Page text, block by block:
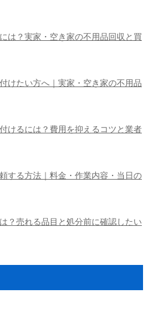
は？実家・空き家の不用品回収と買
けたい方へ｜実家・空き家の不用品
けるには？費用を抑えるコツと業者
する方法｜料金・作業内容・当日の
？売れる品目と処分前に確認したい